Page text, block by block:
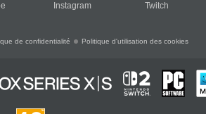
Instagram Twitch
de confidentialité Politique d'utilisation des cookies